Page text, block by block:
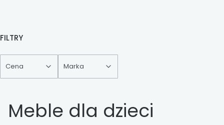
FILTRY
Cena Marka
Meble dla dzieci